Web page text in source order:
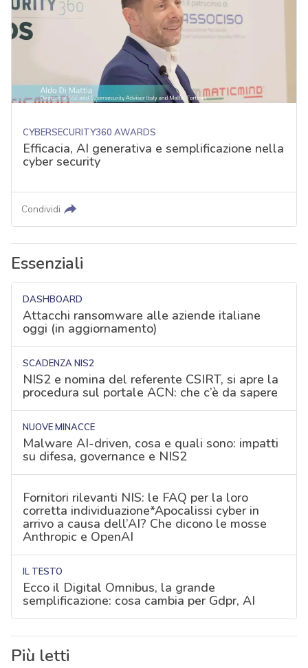
CYBERSECURITY360 AWARDS
Efficacia, AI generativa e semplificazione nella
cyber security
Condividi
Essenziali
DASHBOARD
Attacchi ransomware alle aziende italiane
oggi (in aggiornamento)
SCADENZA NIS2
NIS2 e nomina del referente CSIRT, si apre la
procedura sul portale ACN: che c’è da sapere
NUOVE MINACCE
Malware AI-driven, cosa e quali sono: impatti
su difesa, governance e NIS2
Fornitori rilevanti NIS: le FAQ per la loro
corretta individuazione*Apocalissi cyber in
arrivo a causa dell’AI? Che dicono le mosse
Anthropic e OpenAI
IL TESTO
Ecco il Digital Omnibus, la grande
semplificazione: cosa cambia per Gdpr, AI
Più letti